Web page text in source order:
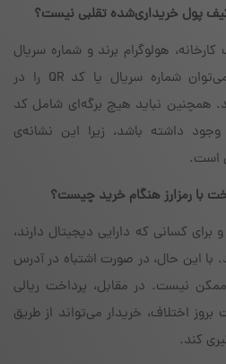
هولوگرام برند و شماره سریال
معتبر است. پس از خرید، می‌توان شماره سریال یا کد QR را در
همچنین نباید هیچ برگه‌ای شامل کد
داشته باشد، زیرا این نشانه‌ی
است.
کسانی که دارایی دیجیتال دارند،
این حال، در صورت اشتباه در آدرس
نیست. در مقابل، پرداخت ریالی
اختلاف، خریدار می‌تواند از طریق
کند.